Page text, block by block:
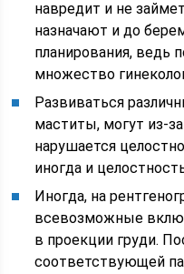
навредит и не
назначают и до
планирования, ведь
множество
Развиваться
маститы, могут из-
нарушается
иногда и
Иногда, на
всевозможные
в проекции груди.
соответствующей